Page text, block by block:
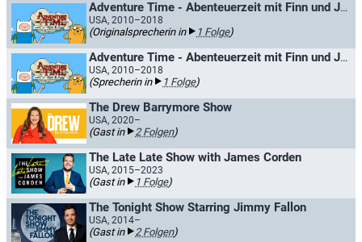
Adventure Time - Abenteuerzeit mit Finn und Jake / Adventure Time: Ferne Länder
USA, 2010–2018
(Originalsprecherin in 1 Folge)
Adventure Time - Abenteuerzeit mit Finn und Jake / Adventure Time: Ferne Länder
USA, 2010–2018
(Sprecherin in 1 Folge)
The Drew Barrymore Show
USA, 2020–
(Gast in 2 Folgen)
The Late Late Show with James Corden
USA, 2015–2023
(Gast in 1 Folge)
The Tonight Show Starring Jimmy Fallon
USA, 2014–
(Gast in 2 Folgen)